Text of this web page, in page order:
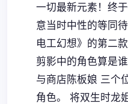
一切最新元素！终
意当时中性的等同
电工幻想》的第二
剪影中的角色算是
与商店陈板娘 三个
角色。 将双生时龙